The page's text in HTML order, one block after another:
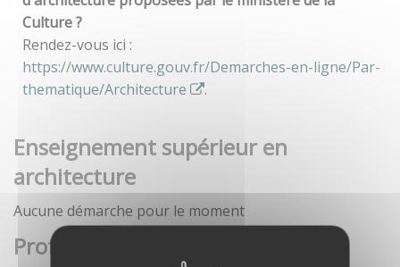
Culture ?
Rendez-vous ici :
https://www.culture.gouv.fr/Demarches-en-ligne/Par-
thematique/Architecture
.
Enseignement supérieur en
architecture
Aucune démarche pour le moment
Profession architecte